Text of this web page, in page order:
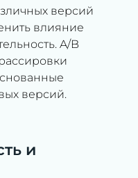
версий
влияние
A/B
версий.
и